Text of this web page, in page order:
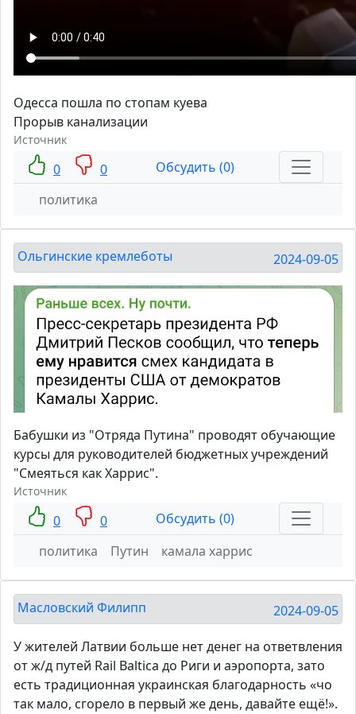
Одесса пошла по стопам куева
Прорыв канализации
Источник
0 0
Обсудить (0)
политика
Ольгинские кремлеботы 2024-09-05
Бабушки из "Отряда Путина" проводят обучающие
курсы для руководителей бюджетных учреждений
"Смеяться как Харрис".
Источник
0 0
Обсудить (0)
политика
Путин камала харрис
Масловский Филипп 2024-09-05
У жителей Латвии больше нет денег на ответвления
от ж/д путей Rail Baltica до Риги и аэропорта, зато
есть традиционная украинская благодарность «чо
так мало, сгорело в первый же день, давайте ещё!».